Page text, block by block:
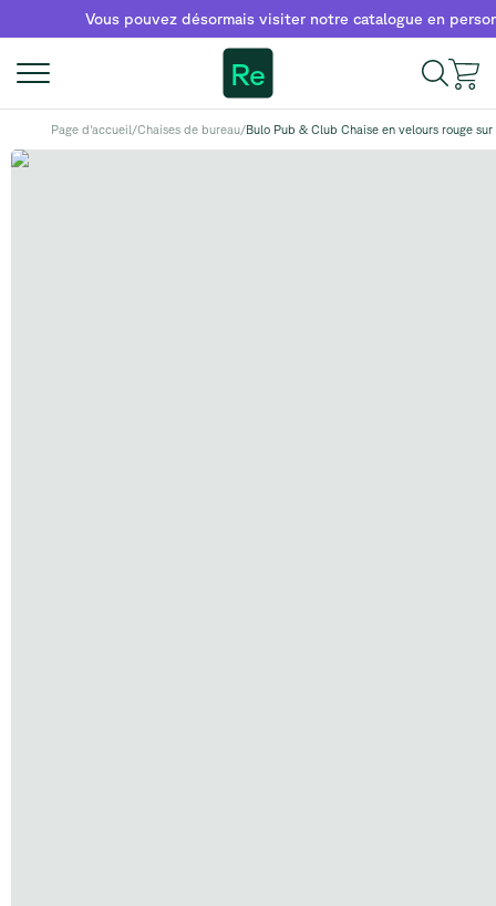
Vous pouvez désormais visiter notre catalogue en personne
Re
Page d'accueil/Chaises de bureau/Bulo Pub & Club Chaise en velours rouge